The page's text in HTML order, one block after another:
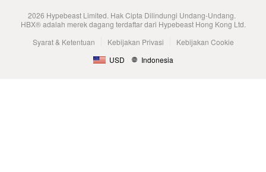
2026 Hypebeast Limited. Hak Cipta Dilindungi Undang-Undang.
HBX® adalah merek dagang terdaftar dari Hypebeast Hong Kong Ltd.
Syarat & Ketentuan
Kebijakan Privasi
Kebijakan Cookie
USD
Indonesia